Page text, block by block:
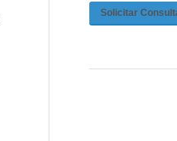
Solicitar